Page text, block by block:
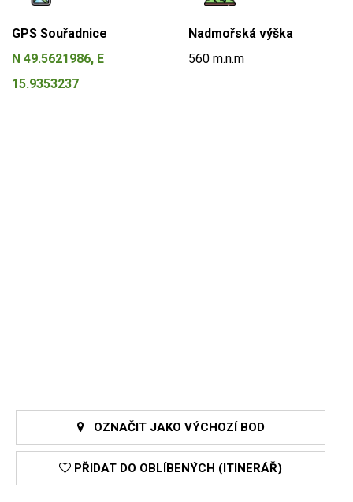
GPS Souřadnice
N 49.5621986, E
15.9353237
Nadmořská výška
560 m.n.m
OZNAČIT JAKO VÝCHOZÍ BOD
PŘIDAT DO OBLÍBENÝCH (ITINERÁŘ)